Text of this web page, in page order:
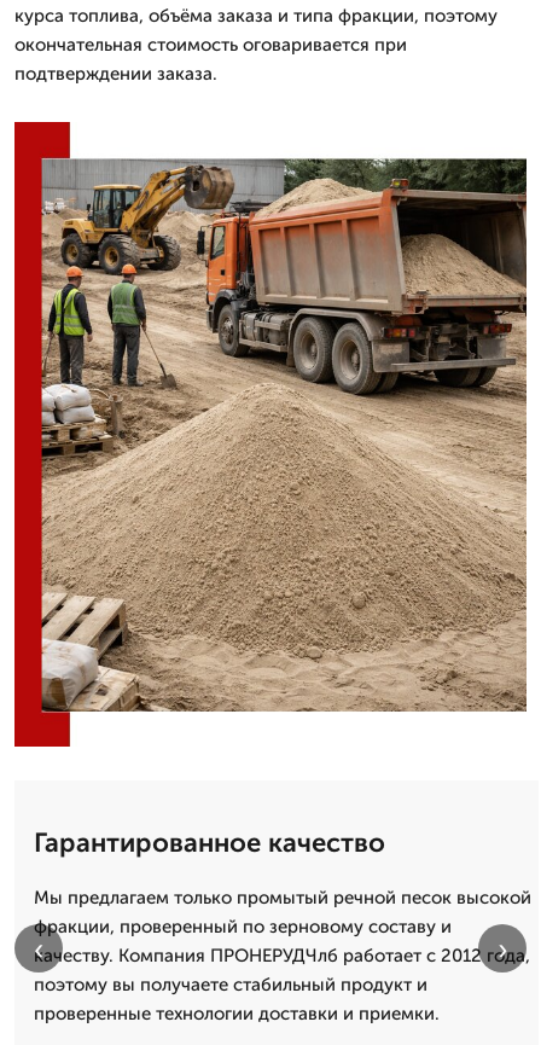
курса топлива, объёма заказа и типа фракции, поэтому
окончательная стоимость оговаривается при
подтверждении заказа.
Гарантированное качество
Мы предлагаем только промытый речной песок высокой
фракции, проверенный по зерновому составу и
качеству. Компания ПРОНЕРУДЧлб работает с 2012 года,
поэтому вы получаете стабильный продукт и
проверенные технологии доставки и приемки.
‹ ›